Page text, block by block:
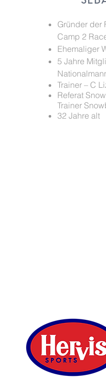
Gründer der
Camp 2
Ehemaliger
5 Jahre
Trainer – C
Referat
Trainer
32 Jahre alt